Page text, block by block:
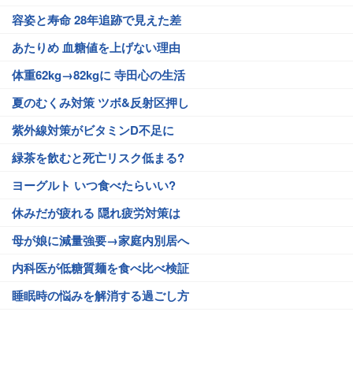
容姿と寿命 28年追跡で見えた差
あたりめ 血糖値を上げない理由
体重62kg→82kgに 寺田心の生活
夏のむくみ対策 ツボ&反射区押し
紫外線対策がビタミンD不足に
緑茶を飲むと死亡リスク低まる?
ヨーグルト いつ食べたらいい?
休みだが疲れる 隠れ疲労対策は
母が娘に減量強要→家庭内別居へ
内科医が低糖質麺を食べ比べ検証
睡眠時の悩みを解消する過ごし方